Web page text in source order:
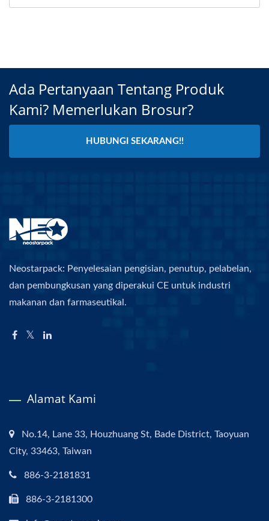
Ada Pertanyaan Tentang Produk
Kami? Memerlukan Brosur?
HUBUNGI SEKARANG!!
Neostarpack: Penyelesaian pengisian, penutup, pelabelan,
dan pembungkusan yang diperakui CE untuk industri
makanan dan farmaseutikal.
Alamat Kami
No.14, Lane 33, Houzhuang St, Bade District, Taoyuan
City, 33463, Taiwan
886-3-2181831
886-3-2181300